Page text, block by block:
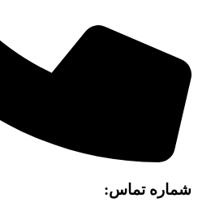
شماره تماس: